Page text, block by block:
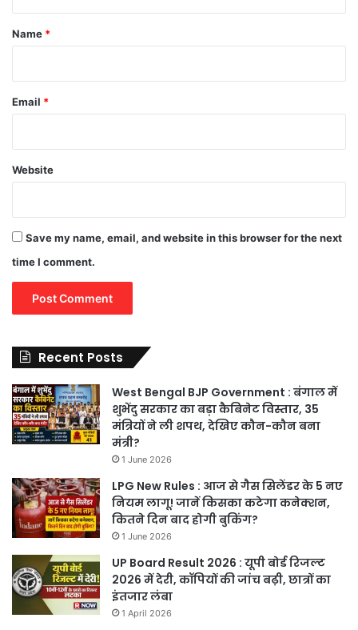
*
Name *
Email *
Website
Save my name, email, and website in this browser for the next
time I comment.
Recent Posts
West Bengal BJP Government : बंगाल में
शुभेंदु सरकार का बड़ा कैबिनेट विस्तार, 35
मंत्रियों ने ली शपथ, देखिए कौन-कौन बना
मंत्री?
1 June 2026
LPG New Rules : आज से गैस सिलेंडर के 5 नए
नियम लागू! जानें किसका कटेगा कनेक्शन,
कितने दिन बाद होगी बुकिंग?
1 June 2026
UP Board Result 2026 : यूपी बोर्ड रिजल्ट
2026 में देरी, कॉपियों की जांच बढ़ी, छात्रों का
इंतजार लंबा
1 April 2026